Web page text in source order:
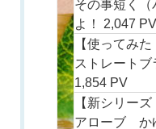
その事短く（
よ！
2,047 PV
【使ってみ
ストレート
1,854 PV
【新シリー
アローブ か